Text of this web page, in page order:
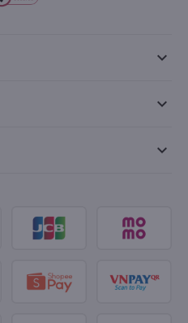
keyboard_arrow_down
keyboard_arrow_down
keyboard_arrow_down